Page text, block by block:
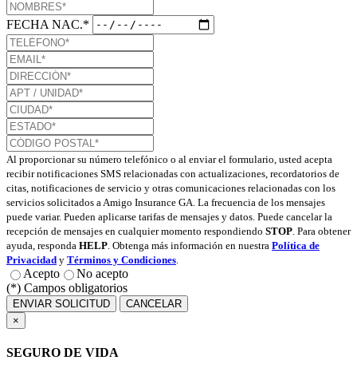
FECHA NAC.*
Al proporcionar su número telefónico o al enviar el formulario, usted acepta
recibir notificaciones SMS relacionadas con actualizaciones, recordatorios de
citas, notificaciones de servicio y otras comunicaciones relacionadas con los
servicios solicitados a Amigo Insurance GA. La frecuencia de los mensajes
puede variar. Pueden aplicarse tarifas de mensajes y datos. Puede cancelar la
recepción de mensajes en cualquier momento respondiendo STOP . Para obtener
ayuda, responda HELP . Obtenga más información en nuestra Política de
Privacidad y Términos y Condiciones
Acepto
No acepto
(*) Campos obligatorios
ENVIAR SOLICITUD
CANCELAR
×
SEGURO DE VIDA